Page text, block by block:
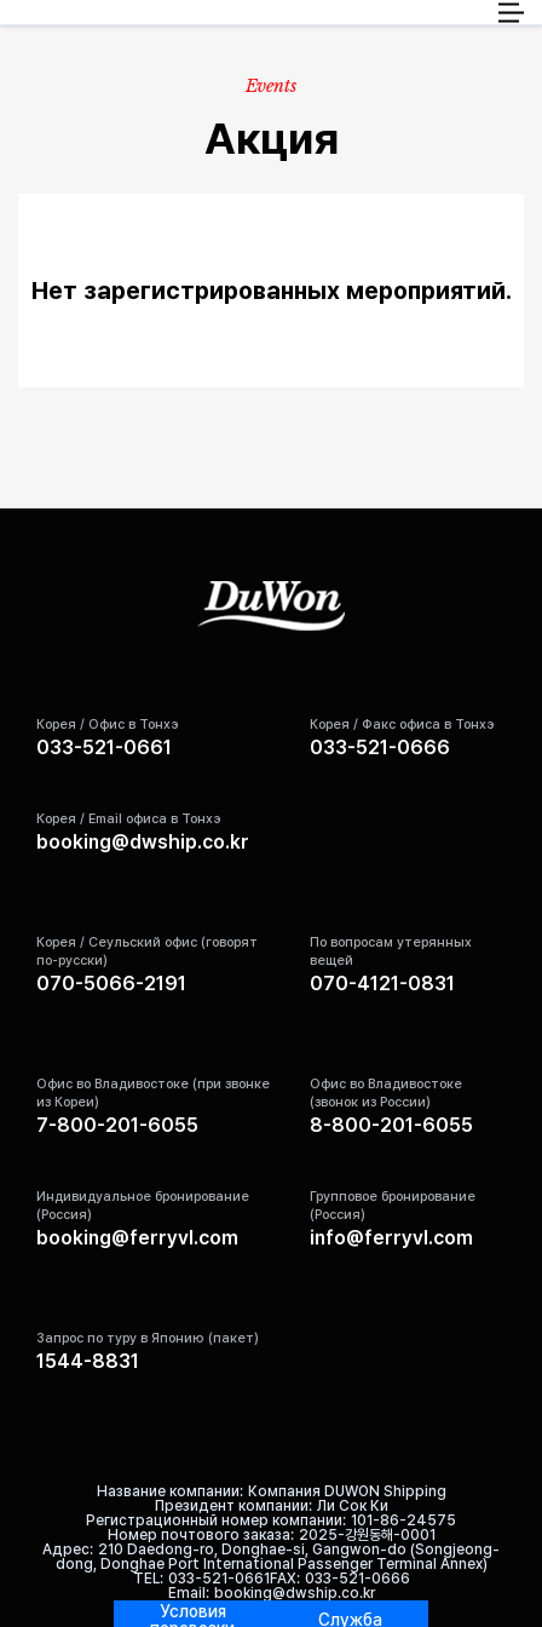
Пассажиры
Обслуживание клиентов
Events
Акция
Нет зарегистрированных мероприятий.
Корея / Офис в Тонхэ
033-521-0661
Корея / Факс офиса в Тонхэ
033-521-0666
Корея / Email офиса в Тонхэ
booking@dwship.co.kr
Корея / Сеульский офис (говорят
по-русски)
070-5066-2191
По вопросам утерянных
вещей
070-4121-0831
Офис во Владивостоке (при звонке
из Кореи)
7-800-201-6055
Офис во Владивостоке
(звонок из России)
8-800-201-6055
Индивидуальное бронирование
(Россия)
booking@ferryvl.com
Групповое бронирование
(Россия)
info@ferryvl.com
Запрос по туру в Японию (пакет)
1544-8831
Название компании
Компания DUWON Shipping
Президент компании Ли Сок Ки
Регистрационный номер компании 101-86-24575
Номер почтового заказа
2025-강원동해-0001
Адрес 210 Daedong-ro, Donghae-si, Gangwon-do (Songjeong-
dong, Donghae Port International Passenger Terminal Annex)
TEL 033-521-0661 FAX 033-521-0666
Email
booking@dwship.co.kr
Условия
Служба